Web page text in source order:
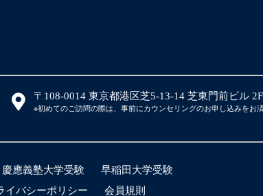
〒108-0014 東京都港区芝5-13-14 芝東門前ビル 2F
※初めてのご訪問の際は、事前にカウンセリングのお申し込みをお
慶應義塾大学受験
早稲田大学受験
イバシーポリシー 会員規則